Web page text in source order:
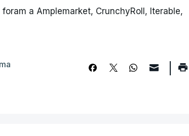
a Amplemarket, CrunchyRoll, Iterable,